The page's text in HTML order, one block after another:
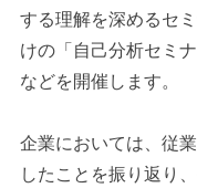
する理解を深めるセ
けの「自己分析セミ
などを開催します。
企業においては、従
したことを振り返り